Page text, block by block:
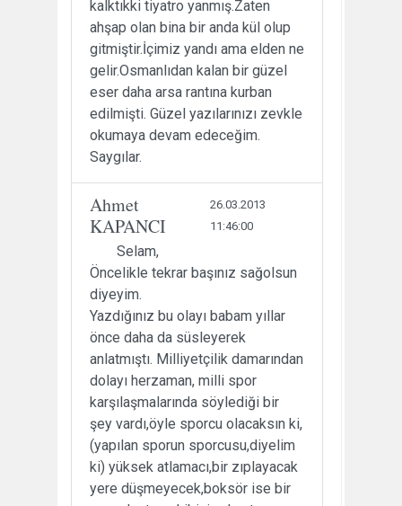
kalktıkki tiyatro yanmış.Zaten
ahşap olan bina bir anda kül olup
gitmiştir.İçimiz yandı ama elden ne
gelir.Osmanlıdan kalan bir güzel
eser daha arsa rantına kurban
edilmişti. Güzel yazılarınızı zevkle
okumaya devam edeceğim.
Saygılar.
Ahmet
KAPANCI
26.03.2013
11:46:00
Selam,
Öncelikle tekrar başınız sağolsun
diyeyim.
Yazdığınız bu olayı babam yıllar
önce daha da süsleyerek
anlatmıştı. Milliyetçilik damarından
dolayı herzaman, milli spor
karşılaşmalarında söylediği bir
şey vardı,öyle sporcu olacaksın ki,
(yapılan sporun sporcusu,diyelim
ki) yüksek atlamacı,bir zıplayacak
yere düşmeyecek,boksör ise bir